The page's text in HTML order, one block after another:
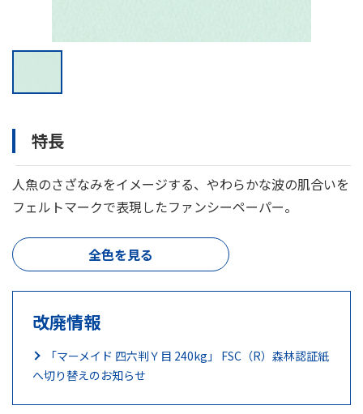
特長
人魚のさざなみをイメージする、やわらかな波の肌合いを
フェルトマークで表現したファンシーペーパー。
全色を見る
改廃情報
「マーメイド 四六判Ｙ目 240kg」 FSC（R）森林認証紙
へ切り替えのお知らせ